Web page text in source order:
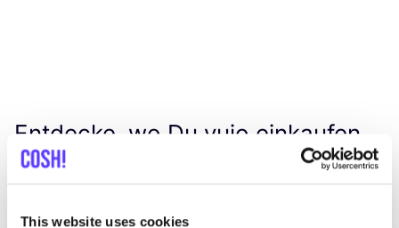
This website uses cookies
Entdecke, wo Du vujo einkaufen
kannst